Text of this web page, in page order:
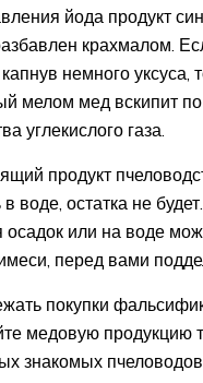
йода продукт
крахмалом.
немного уксуса,
мелом мед вскипит
углекислого газа.
продукт
воде, остатка не
осадок или на воде
перед вами
покупки
медовую продукцию
знакомых